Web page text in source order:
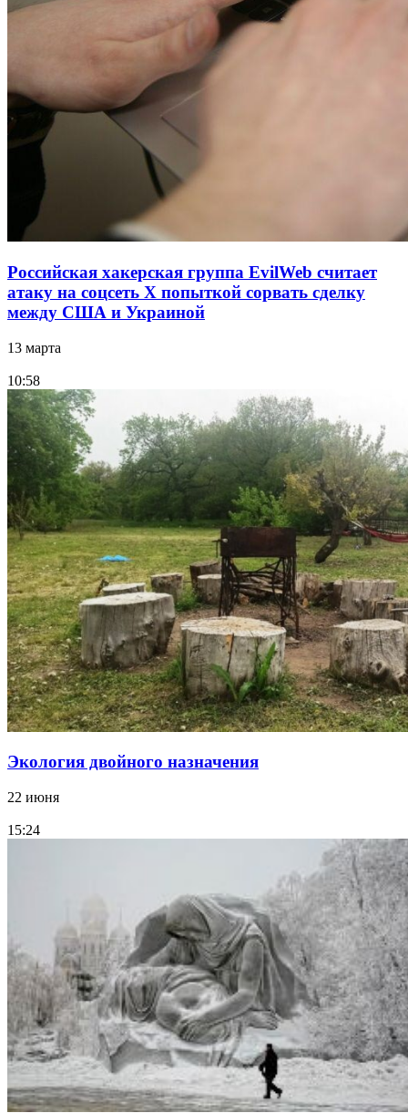
Российская хакерская группа EvilWeb считает
атаку на соцсеть Х попыткой сорвать сделку
между США и Украиной
13 марта
10:58
Экология двойного назначения
22 июня
15:24